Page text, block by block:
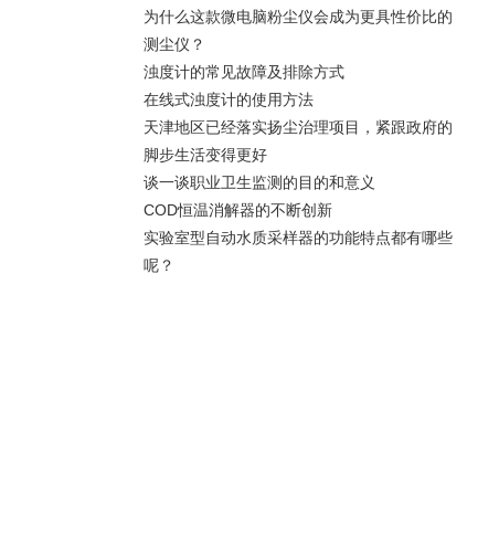
为什么这款微电脑粉尘仪会成为更具性价比的
测尘仪？
浊度计的常见故障及排除方式
在线式浊度计的使用方法
天津地区已经落实扬尘治理项目，紧跟政府的
脚步生活变得更好
谈一谈职业卫生监测的目的和意义
COD恒温消解器的不断创新
实验室型自动水质采样器的功能特点都有哪些
呢？